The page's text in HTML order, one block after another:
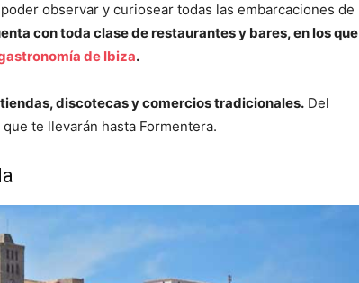
observar y curiosear todas las embarcaciones de
con toda clase de restaurantes y bares, en los que
de Ibiza.
tiendas, discotecas y comercios tradicionales. Del
te llevarán hasta Formentera.